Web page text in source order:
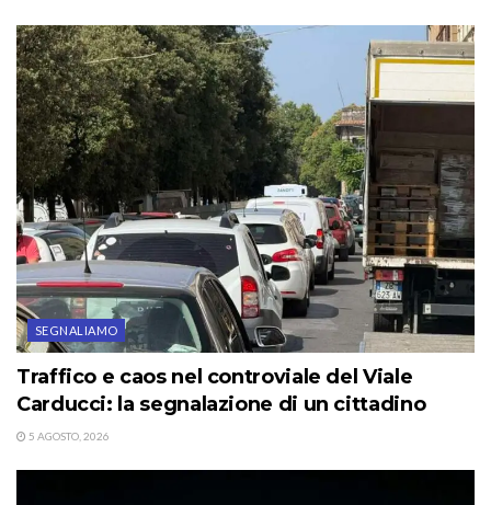
SEGNALIAMO
Traffico e caos nel controviale del Viale
Carducci: la segnalazione di un cittadino
5 AGOSTO, 2026